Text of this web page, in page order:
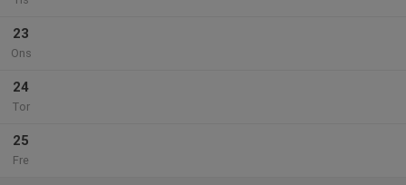
23
Ons
24
Tor
25
Fre